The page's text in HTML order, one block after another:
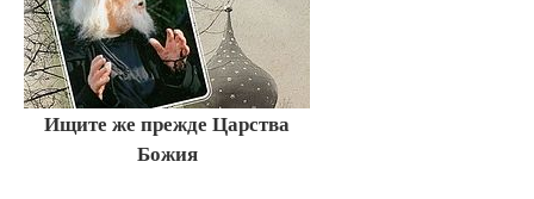
Ищите же прежде Царства
Божия